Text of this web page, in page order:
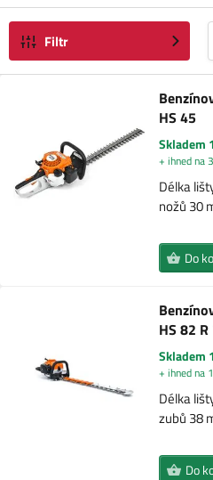
Filtr
HS 45
Skladem
+ ihned na
Délka
nožů 30
Do
HS 82
Skladem
+ ihned na
Délka
zubů 38
Do